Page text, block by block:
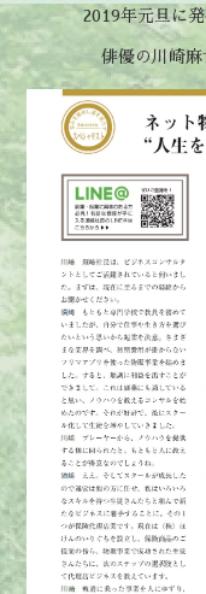
2019年元旦に
俳優の川崎麻